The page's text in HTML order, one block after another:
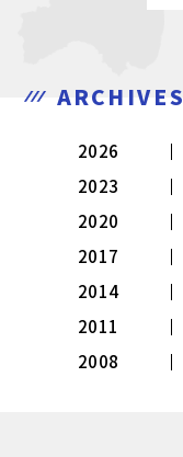
ARCHIVES
2026
2023
2020
2017
2014
2011
2008